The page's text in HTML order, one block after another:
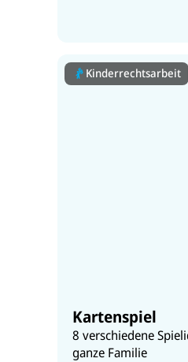
Kinderrechtsarbeit
Kartenspiel
8 verschiedene
ganze Familie